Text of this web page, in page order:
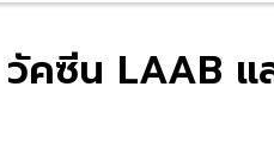
คซีน LAAB แ